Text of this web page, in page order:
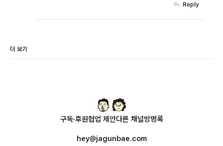
Reply
더 보기
구독·후원협업 제안다른 채널방명록
hey@jagunbae.com